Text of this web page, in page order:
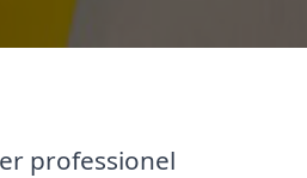
professionel